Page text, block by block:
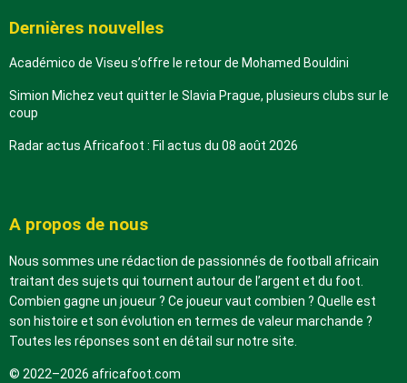
Dernières nouvelles
Académico de Viseu s’offre le retour de Mohamed Bouldini
Simion Michez veut quitter le Slavia Prague, plusieurs clubs sur le
coup
Radar actus Africafoot : Fil actus du 08 août 2026
A propos de nous
Nous sommes une rédaction de passionnés de football africain
traitant des sujets qui tournent autour de l’argent et du foot.
Combien gagne un joueur ? Ce joueur vaut combien ? Quelle est
son histoire et son évolution en termes de valeur marchande ?
Toutes les réponses sont en détail sur notre site.
© 2022–2026 africafoot.com